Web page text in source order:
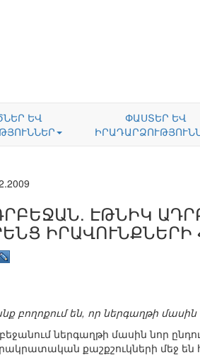
ԵՎ
ՓԱՍՏԵՐ ԵՎ
ԷԹՆԻԿ
ԻՐԱՎՈՒՆՔՆԵՐԻ
բողոքում են, որ ներգաղթի
ներգաղթի մասին նոր
քաշքշուկների մեջ են